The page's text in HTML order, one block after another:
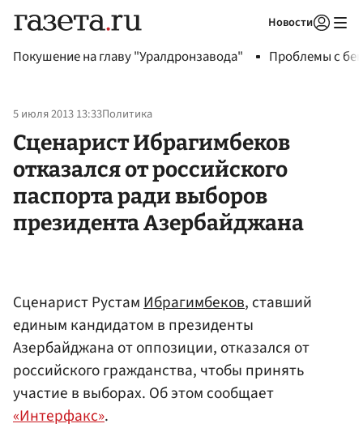
Новости
Покушение на главу "Уралдронзавода" Проблемы с
5 июля 2013 13:33Политика
Сценарист Ибрагимбеков
отказался от российского
паспорта ради выборов
президента Азербайджана
Сценарист РустамИбрагимбеков, ставший
единым кандидатом в президенты
Азербайджана от оппозиции, отказался от
российского гражданства, чтобы принять
участие в выборах. Об этом сообщает
«Интерфакс».